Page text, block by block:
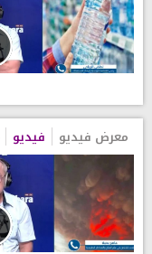
معرض فيديو فيديو